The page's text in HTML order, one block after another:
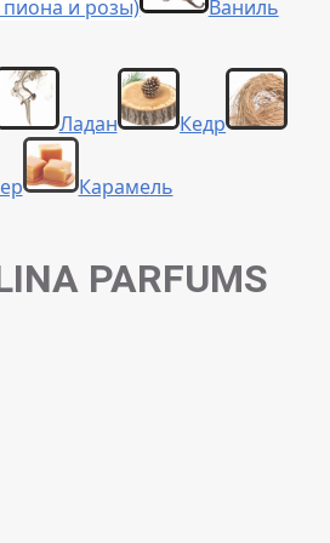
пиона и розы) Ваниль
Ладан Кедр
Карамель
PARFUMS